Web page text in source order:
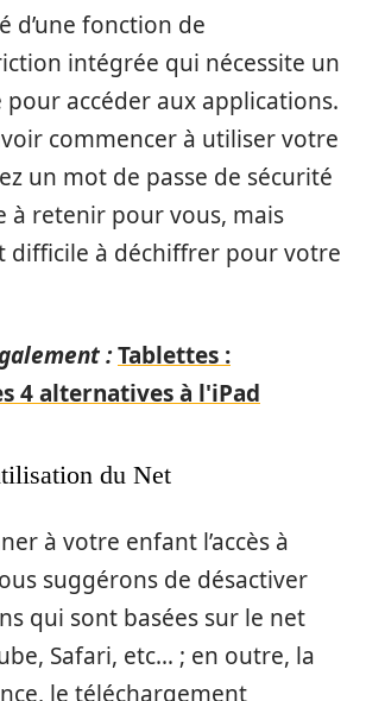
d’une fonction de
intégrée qui nécessite un
pour accéder aux applications.
commencer à utiliser votre
un mot de passe de sécurité
à retenir pour vous, mais
difficile à déchiffrer pour votre
:Tablettes :
4 alternatives à l'iPad
du Net
à votre enfant l’accès à
suggérons de désactiver
qui sont basées sur le net
Safari, etc… ; en outre, la
le téléchargement